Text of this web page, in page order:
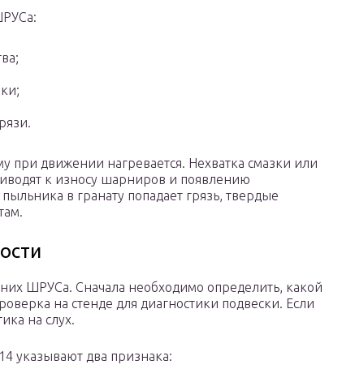
движении нагревается. Нехватка смазки или
к износу шарниров и появлению
в гранату попадает грязь, твердые
ШРУСа. Сначала необходимо определить, какой
на стенде для диагностики подвески. Если
на слух.
указывают два признака: